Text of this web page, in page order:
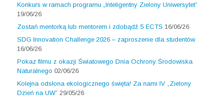
Konkurs w ramach programu „Inteligentny Zielony Uniwersytet”
19/06/26
Zostań mentorką lub mentorem i zdobądź 5 ECTS 16/06/26
SDG Innovation Challenge 2026 – zaproszenie dla studentów
16/06/26
Pokaz filmu z okazji Światowego Dnia Ochrony Środowiska
Naturalnego 02/06/26
Kolejna odsłona ekologicznego święta! Za nami IV „Zielony
Dzień na UW” 29/05/26